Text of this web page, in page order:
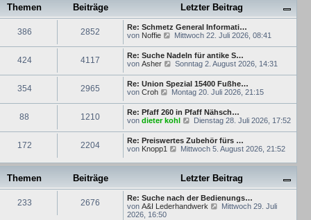
r
a
g
B
e
i
a
g
e
s
t
e
r
B
e
i
a
g
Themen Beiträge
Letzter Beitrag
386 2852
Re: Schmetz General Informati…
von Noffie
N
u
e
s
t
e
r
e
i
t
r
a
g
Mittwoch 22. Juli 2026, 08:41
424 4117
Re: Suche Nadeln für antike S…
von Asher
N
e
s
t
e
r
e
i
t
r
Sonntag 2. August 2026, 14:31
354 2965
Re: Union Spezial 15400 Fußhe…
von Croh
N
u
e
s
t
e
r
r
a
g
Montag 20. Juli 2026, 21:15
88 1210
Re: Pfaff 260 in Pfaff Nähsch…
von dieter kohl
N
u
e
s
t
r
B
e
i
t
Dienstag 28. Juli 2026, 17:52
172 2204
Re: Preiswertes Zubehör fürs …
von Knopp1
N
u
e
s
t
e
r
Mittwoch 5. August 2026, 21:52
Themen Beiträge
Letzter Beitrag
233 2676
Re: Suche nach der Bedienungs…
von A&I Lederhandwerk
NMittwoch 29. Juli
2026, 16:50